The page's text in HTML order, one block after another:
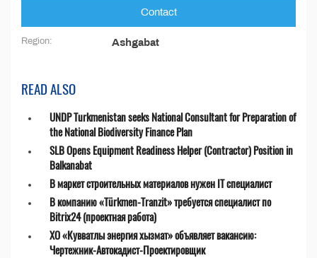
Contact
Region: Ashgabat
READ ALSO
UNDP Turkmenistan seeks National Consultant for Preparation of
the National Biodiversity Finance Plan
SLB Opens Equipment Readiness Helper (Contractor) Position in
Balkanabat
В маркет строительных материалов нужен IT специалист
В компанию «Türkmen-Tranzit» требуется специалист по
Bitrix24 (проектная работа)
ХО «Кувватлы энергия хызмат» объявляет вакансию:
Чертежник-Автокадист-Проектировщик